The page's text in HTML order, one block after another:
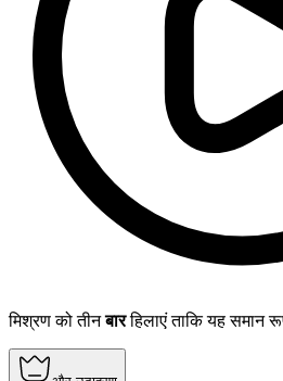
मिश्रण को तीनबारहिलाएं ताकि यह समान